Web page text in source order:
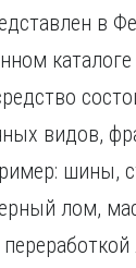
в
видов,
шины,
лом,